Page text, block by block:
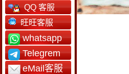
QQ 客服
旺旺客服
whatsapp
Telegrem
eMail客服